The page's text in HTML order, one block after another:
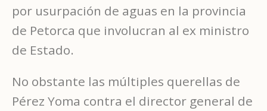
por usurpación de aguas en la provincia
de Petorca que involucran al ex ministro
de Estado.
No obstante las múltiples querellas de
Pérez Yoma contra el director general de